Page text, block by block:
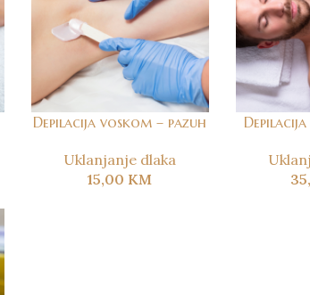
Depilacija voskom – pazuh
Uklanjanje dlaka
15,00 KM